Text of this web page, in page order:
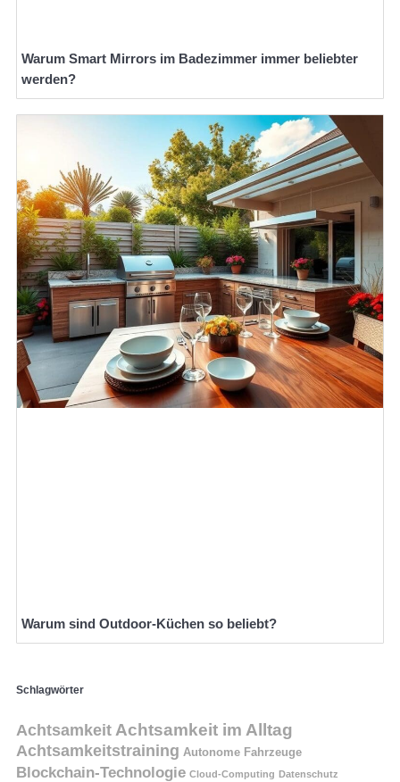
Warum Smart Mirrors im Badezimmer immer beliebter
werden?
Warum sind Outdoor-Küchen so beliebt?
Schlagwörter
Achtsamkeit Achtsamkeit im Alltag
Achtsamkeitstraining Autonome Fahrzeuge
Blockchain-Technologie Cloud-Computing Datenschutz